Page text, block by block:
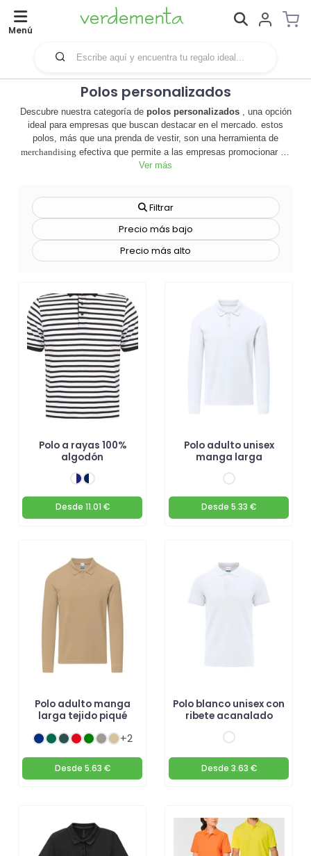
Menú
Polos personalizados
Descubre nuestra categoría de polos personalizados, una opción
ideal para empresas que buscan destacar en el mercado. estos
polos, más que una prenda de vestir, son una herramienta de
merchandising efectiva que permite a las empresas promocionar su
marca de manera sutil y elegante. 🎯 cada polo puede ser
identidad corporativa. además, nuestros polos personalizados son
de alta calidad, garantizando durabilidad y comodidad para quien los
use. 🏆 son perfectos para eventos corporativos, ferias, o
simplemente para el uso diario de los empleados. no pierdas la
oportunidad de hacer que tu marca sea visible y memorable. explora
nuestrospolos personalizados
Ver más
Filtrar
Precio más bajo
Precio más alto
Polo a rayas 100%
algodón
Desde 11.01 €
Polo adulto unisex
manga larga
Desde 5.33 €
Polo adulto manga
larga tejido piqué
+2
Desde 5.63 €
Polo blanco unisex con
ribete acanalado
Desde 3.63 €